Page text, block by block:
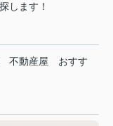
します！
不動産屋
おすす